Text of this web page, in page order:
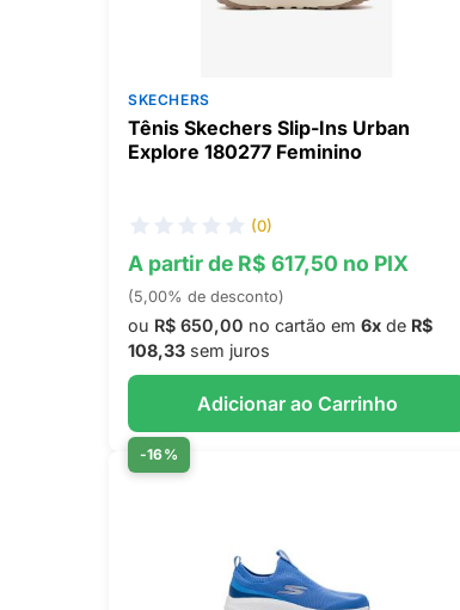
SKECHERS
Tênis Skechers Slip-Ins Urban
Explore 180277 Feminino
(0)
A partir de R$ 617,50 no PIX
(5,00% de desconto)
ou R$ 650,00 no cartão em 6xde R$
108,33sem juros
Adicionar ao Carrinho
-16%